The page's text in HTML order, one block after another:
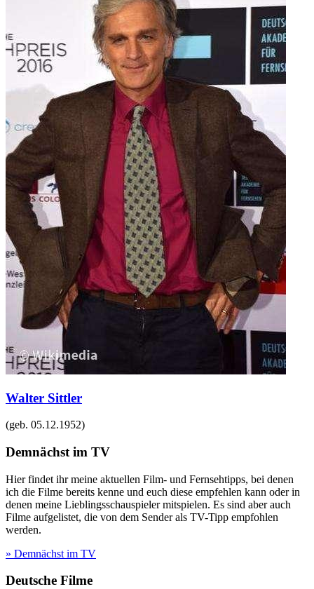
Walter Sittler
(geb. 05.12.1952)
Demnächst im TV
Hier findet ihr meine aktuellen Film- und Fernsehtipps, bei denen
ich die Filme bereits kenne und euch diese empfehlen kann oder in
denen meine Lieblingsschauspieler mitspielen. Es sind aber auch
Filme aufgelistet, die von dem Sender als TV-Tipp empfohlen
werden.
» Demnächst im TV
Deutsche Filme